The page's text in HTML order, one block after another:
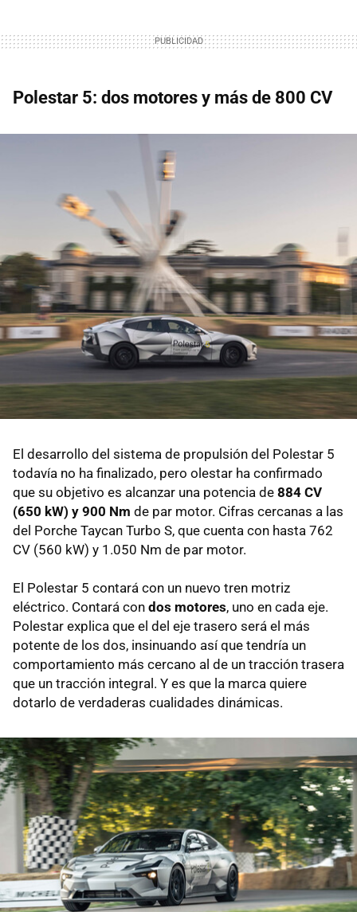
Polestar 5: dos motores y más de 800 CV
El desarrollo del sistema de propulsión del Polestar 5
todavía no ha finalizado, pero olestar ha confirmado
que su objetivo es alcanzar una potencia de 884 CV
(650 kW) y 900 Nm de par motor. Cifras cercanas a las
del Porche Taycan Turbo S, que cuenta con hasta 762
CV (560 kW) y 1.050 Nm de par motor.
El Polestar 5 contará con un nuevo tren motriz
eléctrico. Contará con dos motores, uno en cada eje.
Polestar explica que el del eje trasero será el más
potente de los dos, insinuando así que tendría un
comportamiento más cercano al de un tracción trasera
que un tracción integral. Y es que la marca quiere
dotarlo de verdaderas cualidades dinámicas.